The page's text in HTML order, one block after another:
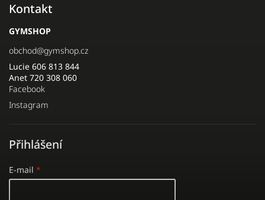
Kontakt
GYMSHOP
obchod@gymshop.cz
Lucie 606 813 844
Anet 720 308 060
Facebook
Instagram
Přihlášení
E-mail